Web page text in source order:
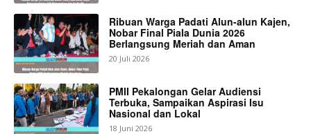
Ribuan Warga Padati Alun-alun Kajen,
Nobar Final Piala Dunia 2026
Berlangsung Meriah dan Aman
20 Juli 2026
PMII Pekalongan Gelar Audiensi
Terbuka, Sampaikan Aspirasi Isu
Nasional dan Lokal
18 Juni 2026